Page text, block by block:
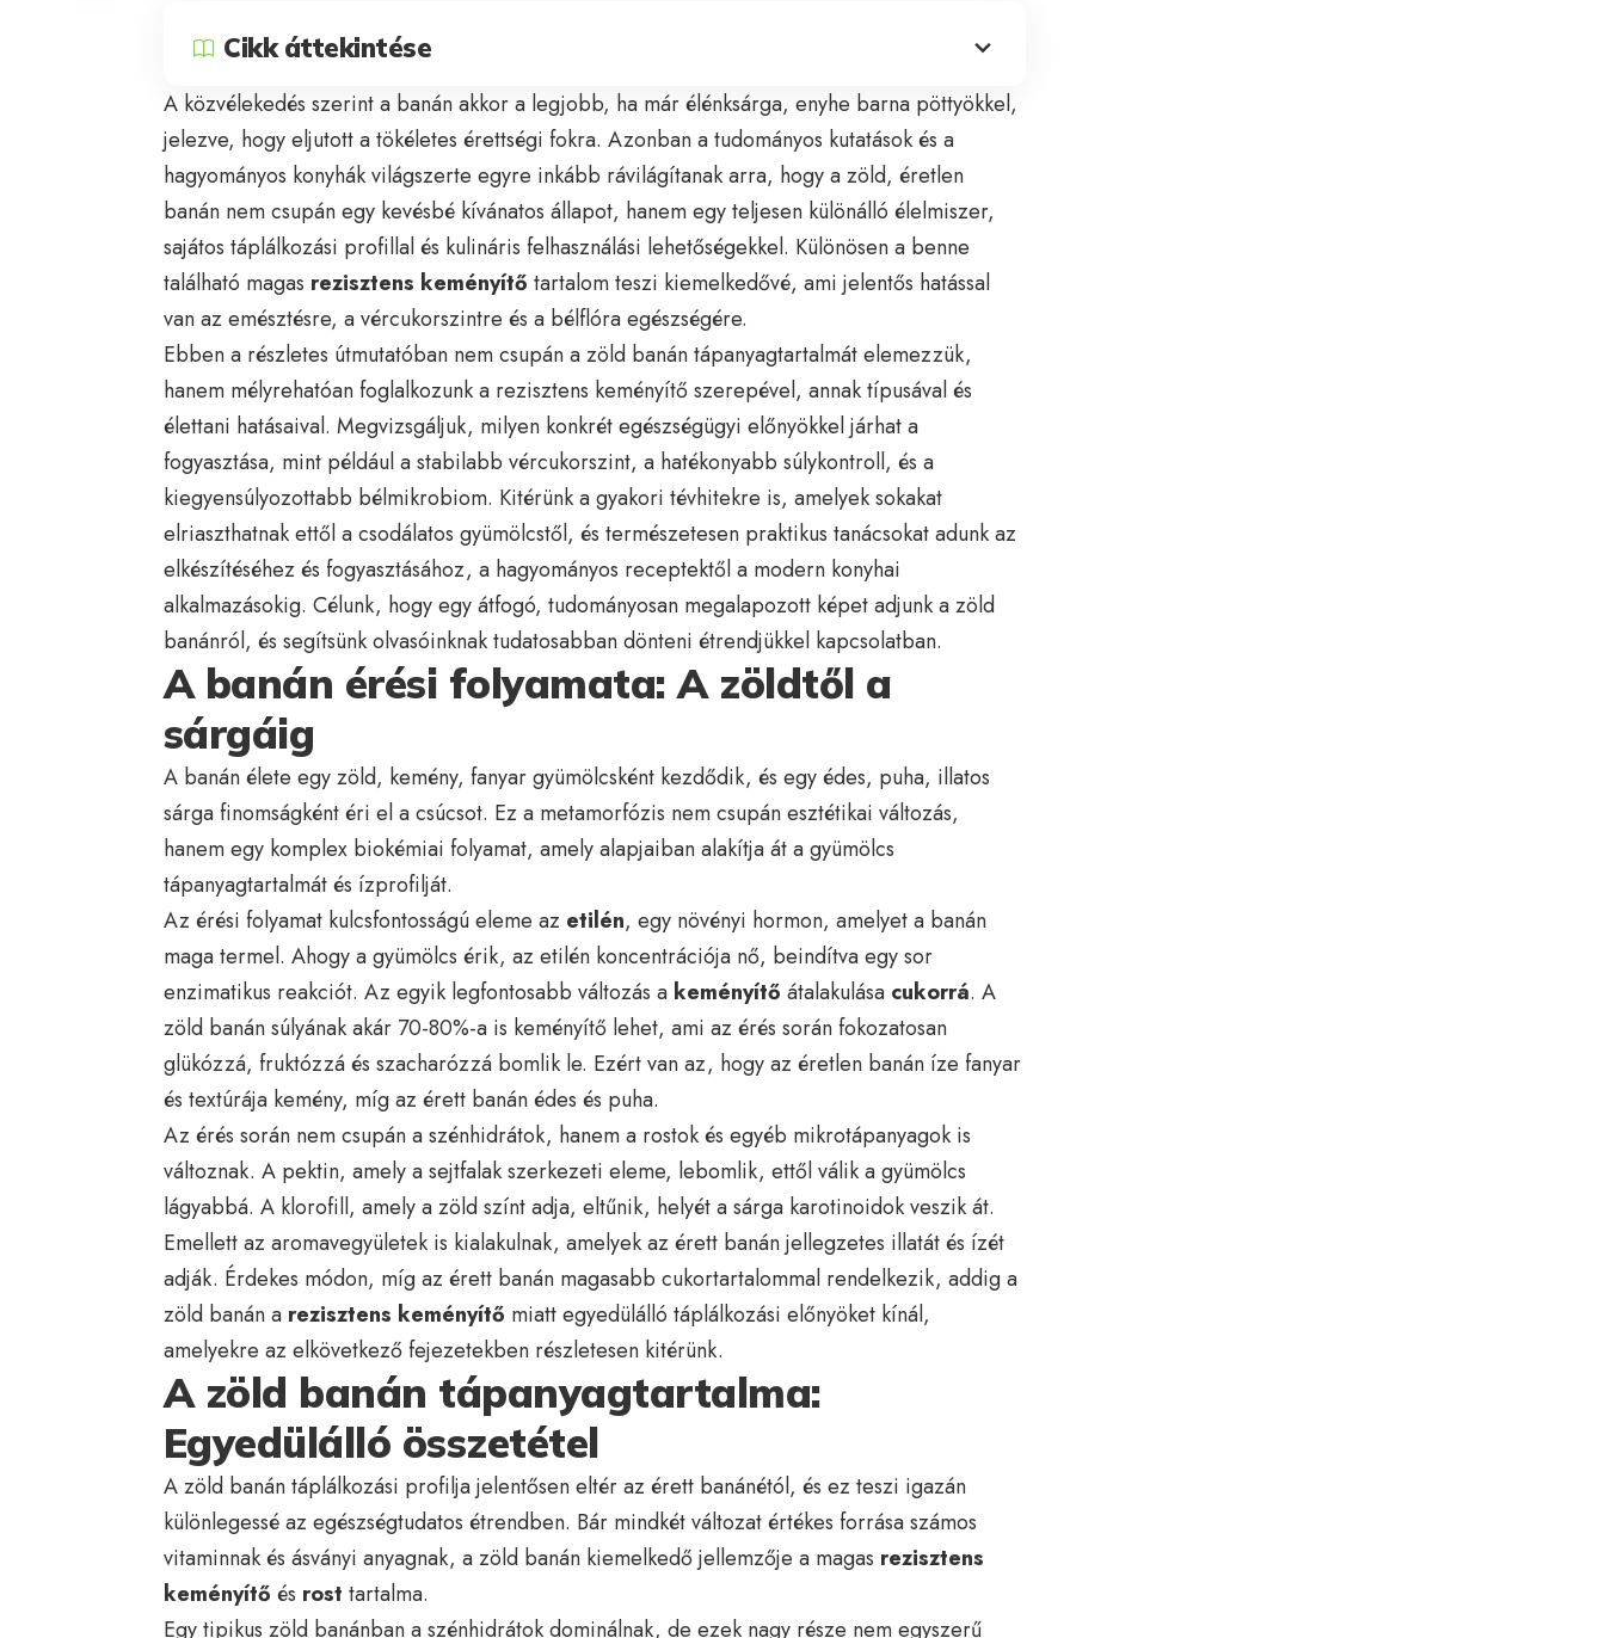
Cikk áttekintése
A közvélekedés szerint a banán akkor a legjobb, ha már élénksárga, enyhe barna pöttyökkel,
jelezve, hogy eljutott a tökéletes érettségi fokra. Azonban a tudományos kutatások és a
hagyományos konyhák világszerte egyre inkább rávilágítanak arra, hogy a zöld, éretlen
banán nem csupán egy kevésbé kívánatos állapot, hanem egy teljesen különálló élelmiszer,
sajátos táplálkozási profillal és kulináris felhasználási lehetőségekkel. Különösen a benne
található magas rezisztens keményítő tartalom teszi kiemelkedővé, ami jelentős hatással
van az emésztésre, a vércukorszintre és a bélflóra egészségére.
Ebben a részletes útmutatóban nem csupán a zöld banán tápanyagtartalmát elemezzük,
hanem mélyrehatóan foglalkozunk a rezisztens keményítő szerepével, annak típusával és
élettani hatásaival. Megvizsgáljuk, milyen konkrét egészségügyi előnyökkel járhat a
fogyasztása, mint például a stabilabb vércukorszint, a hatékonyabb súlykontroll, és a
kiegyensúlyozottabb bélmikrobiom. Kitérünk a gyakori tévhitekre is, amelyek sokakat
elriaszthatnak ettől a csodálatos gyümölcstől, és természetesen praktikus tanácsokat adunk az
elkészítéséhez és fogyasztásához, a hagyományos receptektől a modern konyhai
alkalmazásokig. Célunk, hogy egy átfogó, tudományosan megalapozott képet adjunk a zöld
banánról, és segítsünk olvasóinknak tudatosabban dönteni étrendjükkel kapcsolatban.
A banán érési folyamata: A zöldtől a
sárgáig
A banán élete egy zöld, kemény, fanyar gyümölcsként kezdődik, és egy édes, puha, illatos
sárga finomságként éri el a csúcsot. Ez a metamorfózis nem csupán esztétikai változás,
hanem egy komplex biokémiai folyamat, amely alapjaiban alakítja át a gyümölcs
tápanyagtartalmát és ízprofilját.
Az érési folyamat kulcsfontosságú eleme az etilén, egy növényi hormon, amelyet a banán
maga termel. Ahogy a gyümölcs érik, az etilén koncentrációja nő, beindítva egy sor
enzimatikus reakciót. Az egyik legfontosabb változás a keményítő átalakulása cukorrá. A
zöld banán súlyának akár 70-80%-a is keményítő lehet, ami az érés során fokozatosan
glükózzá, fruktózzá és szacharózzá bomlik le. Ezért van az, hogy az éretlen banán íze fanyar
és textúrája kemény, míg az érett banán édes és puha.
Az érés során nem csupán a szénhidrátok, hanem a rostok és egyéb mikrotápanyagok is
változnak. A pektin, amely a sejtfalak szerkezeti eleme, lebomlik, ettől válik a gyümölcs
lágyabbá. A klorofill, amely a zöld színt adja, eltűnik, helyét a sárga karotinoidok veszik át.
Emellett az aromavegyületek is kialakulnak, amelyek az érett banán jellegzetes illatát és ízét
adják. Érdekes módon, míg az érett banán magasabb cukortartalommal rendelkezik, addig a
zöld banán a rezisztens keményítő miatt egyedülálló táplálkozási előnyöket kínál,
amelyekre az elkövetkező fejezetekben részletesen kitérünk.
A zöld banán tápanyagtartalma:
Egyedülálló összetétel
A zöld banán táplálkozási profilja jelentősen eltér az érett banánétól, és ez teszi igazán
különlegessé az egészségtudatos étrendben. Bár mindkét változat értékes forrása számos
vitaminnak és ásványi anyagnak, a zöld banán kiemelkedő jellemzője a magas rezisztens
keményítő és rost tartalma.
Egy tipikus zöld banánban a szénhidrátok dominálnak, de ezek nagy része nem egyszerű